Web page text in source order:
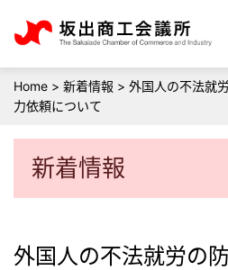
Home > 新着情報 > 外国人の不法就
力依頼について
新着情報
外国人の不法就労の